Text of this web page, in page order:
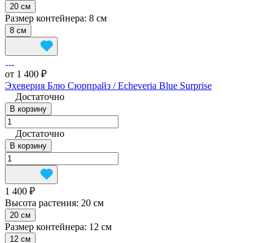
20 см
Размер контейнера: 8 см
8 см
от 1 400 ₽
Эхеверия Блю Сюрпрайз / Echeveria Blue Surprise
Достаточно
В корзину
Достаточно
В корзину
1 400 ₽
Высота растения: 20 см
20 см
Размер контейнера: 12 см
12 см